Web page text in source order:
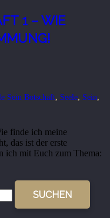
1 – WIE
Sein Botschaft, Seele, Sein,
finde ich meine
das ist der erste
ich mit Euch zum Thema: